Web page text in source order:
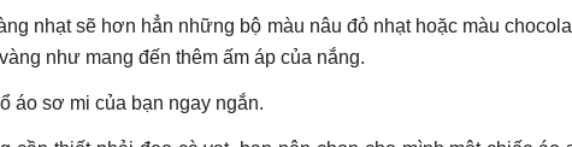
nhạt sẽ hơn hẳn những bộ màu nâu đỏ nhạt hoặc màu
như mang đến thêm ấm áp của nắng.
áo sơ mi của bạn ngay ngắn.